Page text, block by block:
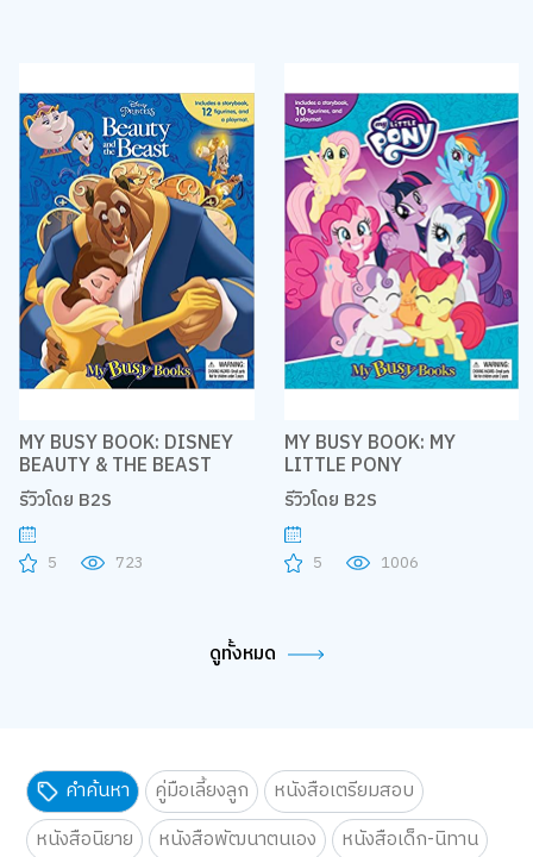
MY BUSY BOOK: DISNEY
BEAUTY & THE BEAST
รีวิวโดย B2S
5 723
MY BUSY BOOK: MY
LITTLE PONY
รีวิวโดย B2S
5 1006
ดูทั้งหมด
คำค้นหา คู่มือเลี้ยงลูก
หนังสือเตรียมสอบ
หนังสือนิยาย
หนังสือพัฒนาตนเอง
หนังสือเด็ก-นิทาน